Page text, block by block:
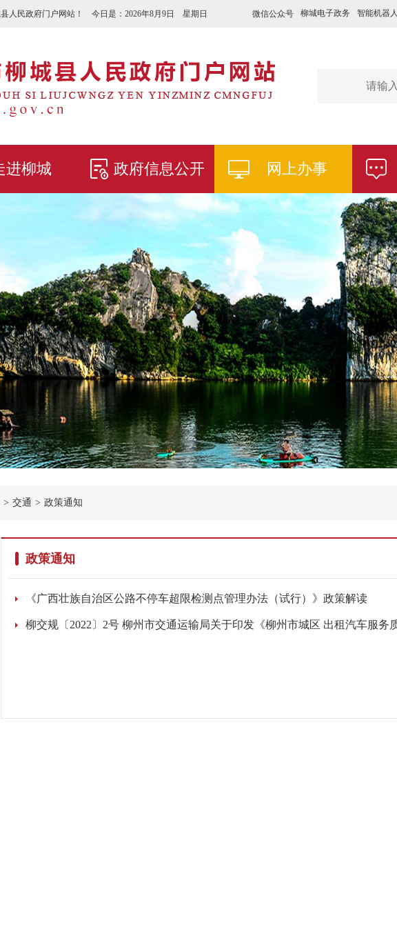
微信公众号 柳城电子政务 智能机器人
人民政府门户网站！ 今日是： 2026年8月9日 星期日
进柳城 政府信息公开 网上办事
> 交通 > 政策通知
政策通知
《广西壮族自治区公路不停车超限检测点管理办法（试行）》政策解读